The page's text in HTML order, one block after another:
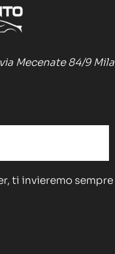
Mecenate 84/9
ti invieremo